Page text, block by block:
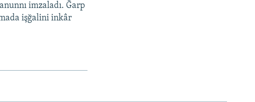
imzaladı. Ğarp
işğalini inkâr